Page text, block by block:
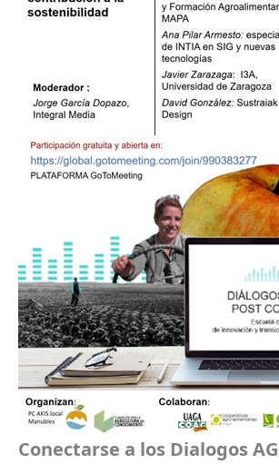
Conectarse a los Dialogos